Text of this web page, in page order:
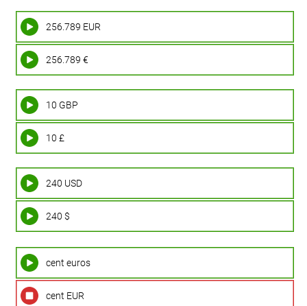
256.789 EUR
256.789 €
10 GBP
10 £
240 USD
240 $
cent euros
cent EUR